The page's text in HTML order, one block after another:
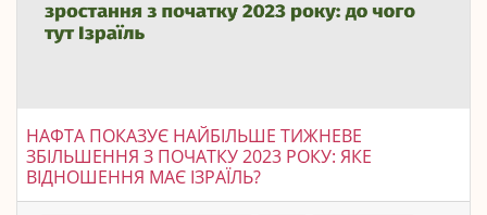
НАФТА ПОКАЗУЄ НАЙБІЛЬШЕ ТИЖНЕВЕ
ЗБІЛЬШЕННЯ З ПОЧАТКУ 2023 РОКУ: ЯКЕ
ВІДНОШЕННЯ МАЄ ІЗРАЇЛЬ?